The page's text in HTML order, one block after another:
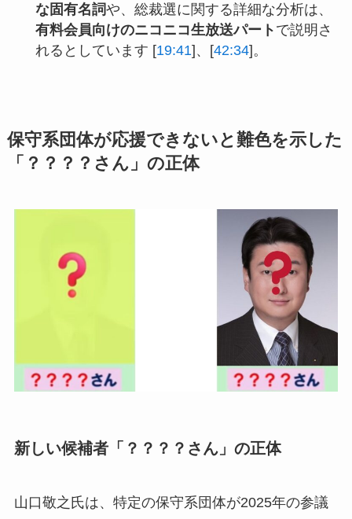
な固有名詞や、総裁選に関する詳細な分析は、
有料会員向けのニコニコ生放送パート で説明さ
れるとしています [19:41]、[42:34]。
保守系団体が応援できないと難色を示した
「？？？？さん」の正体
新しい候補者「？？？？さん」の正体
山口敬之氏は、特定の保守系団体が2025年の参議